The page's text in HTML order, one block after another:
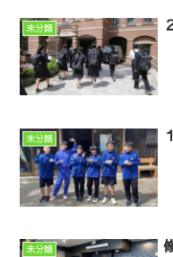
未分類
未分類
未分類